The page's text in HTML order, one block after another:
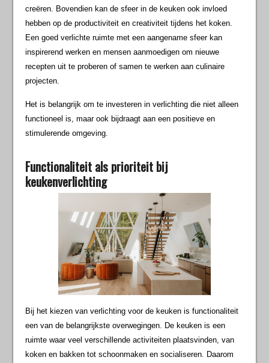
creëren. Bovendien kan de sfeer in de keuken ook invloed
hebben op de productiviteit en creativiteit tijdens het koken.
Een goed verlichte ruimte met een aangename sfeer kan
inspirerend werken en mensen aanmoedigen om nieuwe
recepten uit te proberen of samen te werken aan culinaire
projecten.
Het is belangrijk om te investeren in verlichting die niet alleen
functioneel is, maar ook bijdraagt aan een positieve en
stimulerende omgeving.
Functionaliteit als prioriteit bij
keukenverlichting
Bij het kiezen van verlichting voor de keuken is functionaliteit
een van de belangrijkste overwegingen. De keuken is een
ruimte waar veel verschillende activiteiten plaatsvinden, van
koken en bakken tot schoonmaken en socialiseren. Daarom